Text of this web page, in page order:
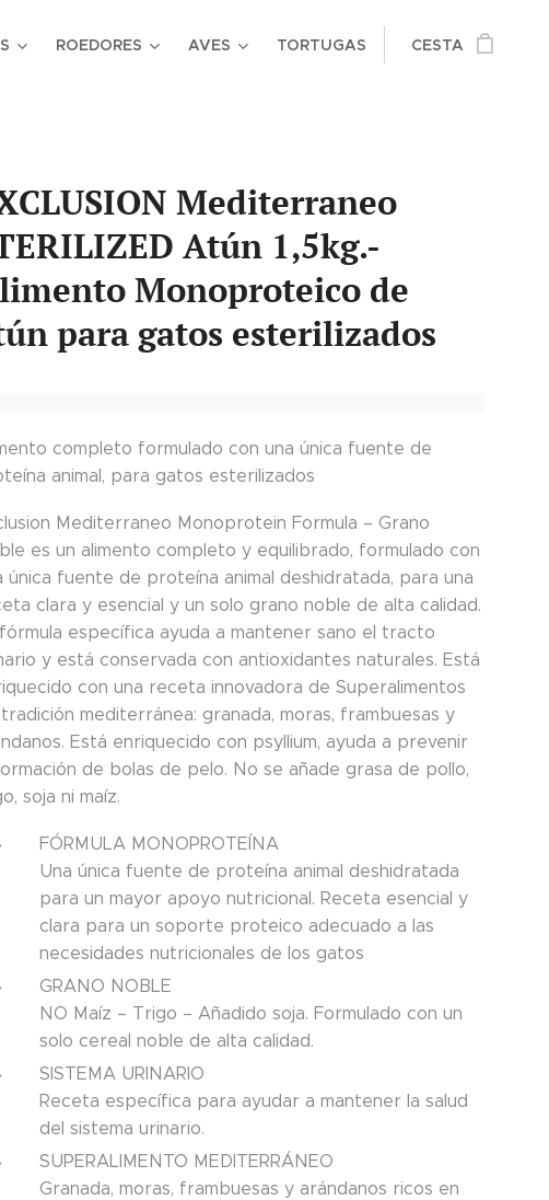
ROEDORES AVES TORTUGAS CESTA
Mediterraneo
Atún 1,5kg.-
Monoproteico de
para gatos esterilizados
completo formulado con una única fuente de
animal, para gatos esterilizados
Mediterraneo Monoprotein Formula – Grano
es un alimento completo y equilibrado, formulado con
única fuente de proteína animal deshidratada, para una
clara y esencial y un solo grano noble de alta calidad.
específica ayuda a mantener sano el tracto
y está conservada con antioxidantes naturales. Está
con una receta innovadora de Superalimentos
mediterránea: granada, moras, frambuesas y
Está enriquecido con psyllium, ayuda a prevenir
de bolas de pelo. No se añade grasa de pollo,
soja ni maíz.
FÓRMULA MONOPROTEÍNA
Una única fuente de proteína animal deshidratada
para un mayor apoyo nutricional. Receta esencial y
clara para un soporte proteico adecuado a las
necesidades nutricionales de los gatos
GRANO NOBLE
NO Maíz – Trigo – Añadido soja. Formulado con un
solo cereal noble de alta calidad.
SISTEMA URINARIO
Receta específica para ayudar a mantener la salud
del sistema urinario.
SUPERALIMENTO MEDITERRÁNEO
Granada, moras, frambuesas y arándanos ricos en